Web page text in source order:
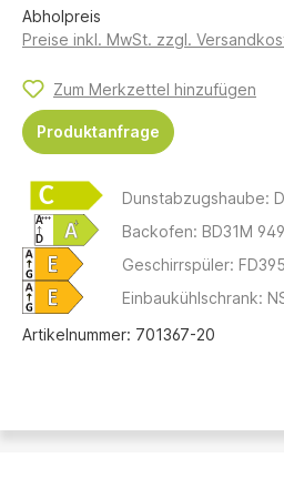
Abholpreis
Preise inkl. MwSt. zzgl.
Zum Merkzettel hinzufügen
Produktanfrage
Dunstabzugshaube:
Backofen: BD31M
Geschirrspüler:
Einbaukühlschrank:
Artikelnummer: 701367-20